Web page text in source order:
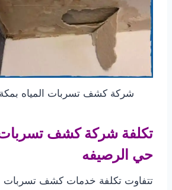
شركة كشف تسربات المياه
تكلفة شركة كشف تسربات
حي الرصيفه
تتفاوت تكلفة خدمات كشف تسربات